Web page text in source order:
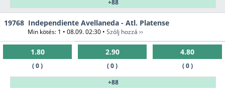
+88
19768 Independiente Avellaneda - Atl. Platense
Min kötés: 1 • 08.09. 02:30 • Szólj hozzá ››
1.80
( 0 )
2.90
( 0 )
4.80
( 0 )
+88